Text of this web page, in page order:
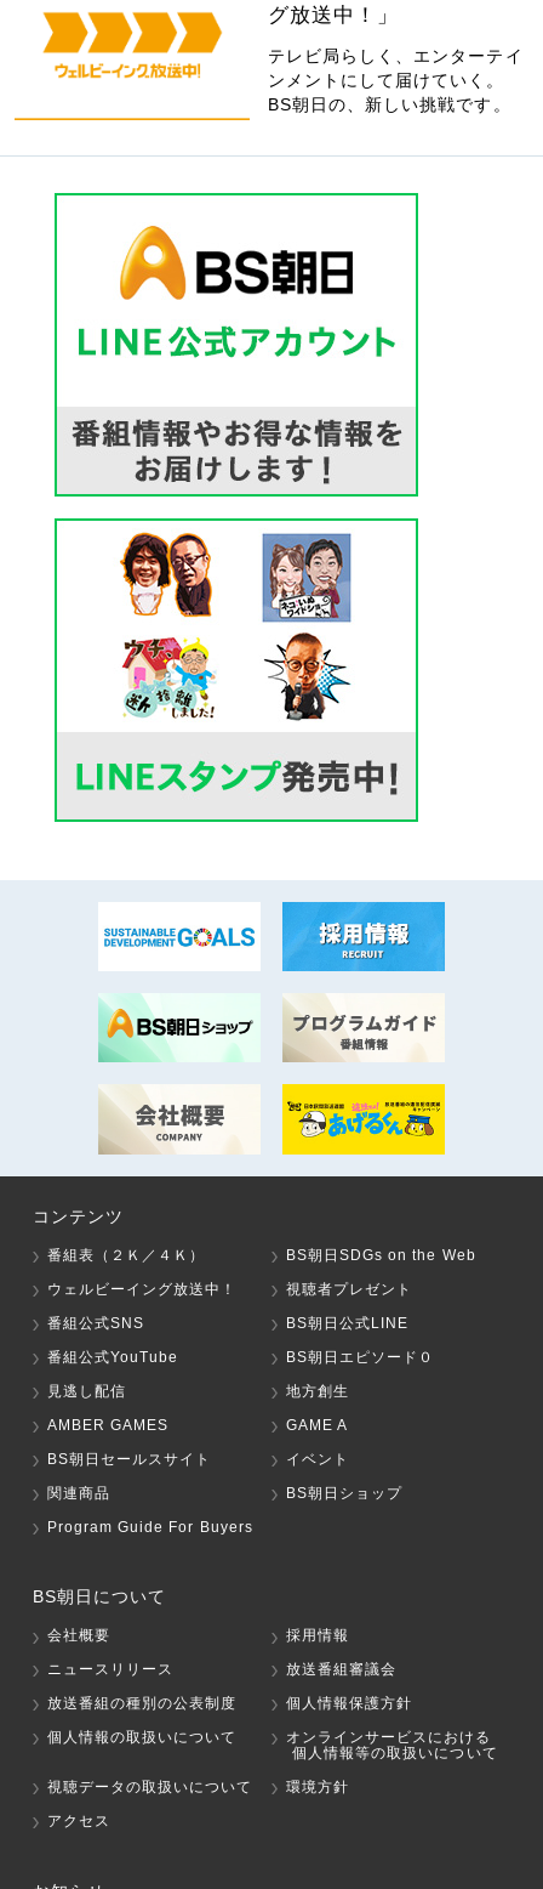
グ放送中！」
テレビ局らしく、エンターテイ
ンメントにして届けていく。
BS朝日の、新しい挑戦です。
コンテンツ
番組表（２Ｋ／４Ｋ）
BS朝日SDGs on the Web
ウェルビーイング放送中！
視聴者プレゼント
番組公式SNS
BS朝日公式LINE
番組公式YouTube
BS朝日エピソード０
見逃し配信
地方創生
AMBER GAMES
GAME A
BS朝日セールスサイト
イベント
関連商品
BS朝日ショップ
Program Guide For Buyers
BS朝日について
会社概要
採用情報
ニュースリリース
放送番組審議会
放送番組の種別の公表制度
個人情報保護方針
個人情報の取扱いについて
オンラインサービスにおける
個人情報等の取扱いについて
視聴データの取扱いについて
環境方針
アクセス